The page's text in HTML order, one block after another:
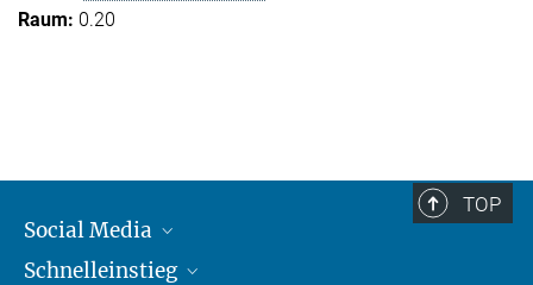
0.20
TOP
Social Media
Mastodon
Schnelleinstieg